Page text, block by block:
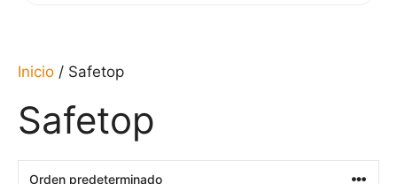
Inicio / Safetop
Safetop